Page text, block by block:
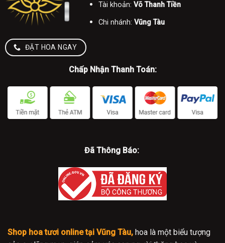
Tài khoản: Võ Thanh Tiền
Chi nhánh: Vũng Tàu
ĐẶT HOA NGAY
Chấp Nhận Thanh Toán:
Đã Thông Báo:
Shop hoa tươi online tại Vũng Tàu, hoa là một biểu tượng